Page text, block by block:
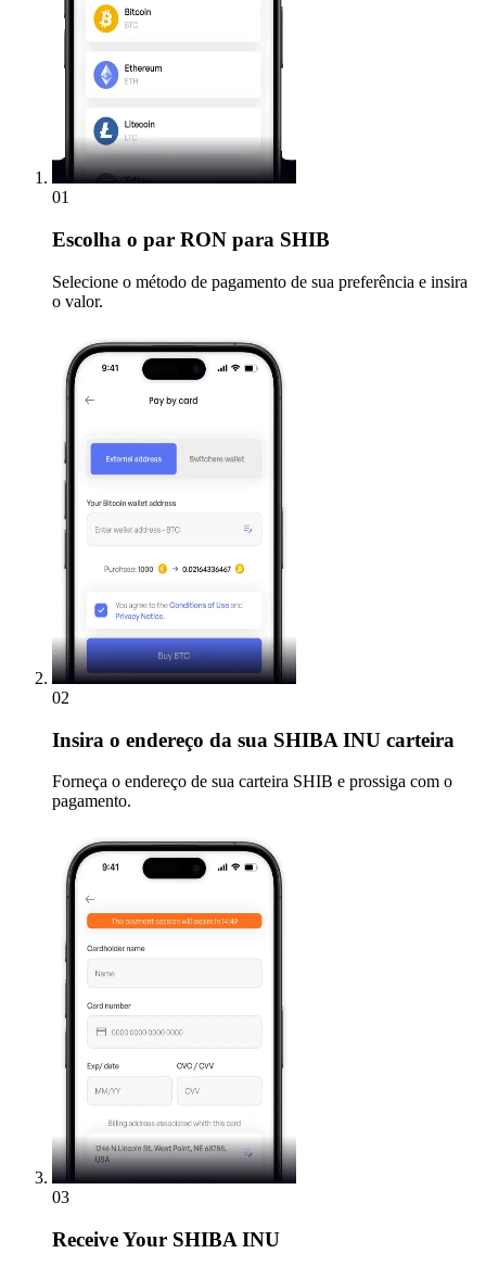
01
Escolha o par RON para SHIB
Selecione o método de pagamento de sua preferência e insira
o valor.
02
Insira o endereço da sua SHIBA INU carteira
Forneça o endereço de sua carteira SHIB e prossiga com o
pagamento.
03
ReceiveYour SHIBA INU